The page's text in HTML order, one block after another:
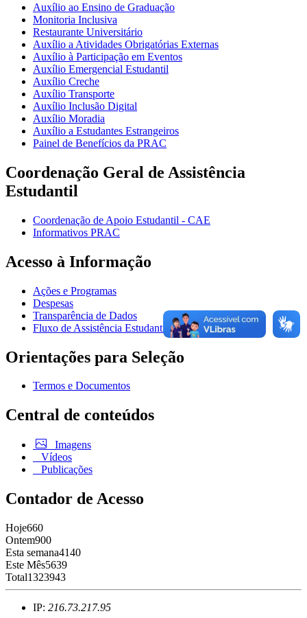
Auxílio ao Ensino de Graduação
Monitoria Inclusiva
Restaurante Universitário
Auxílio a Atividades Obrigatórias Externas
Auxílio à Participação em Eventos
Auxílio Emergencial Estudantil
Auxílio Creche
Auxílio Transporte
Auxílio Inclusão Digital
Auxílio Moradia
Auxílio a Estudantes Estrangeiros
Painel de Benefícios da PRAC
Coordenação Geral de Assistência
Estudantil
Coordenação de Apoio Estudantil - CAE
Informativos PRAC
Acesso à Informação
Ações e Programas
Despesas
Transparência de Dados
Fluxo de Assistência Estudantil
Orientações para Seleção
Termos e Documentos
Central de conteúdos
Imagens
Vídeos
Publicações
Contador de Acesso
Hoje660
Ontem900
Esta semana4140
Este Mês5639
Total1323943
IP: 216.73.217.95